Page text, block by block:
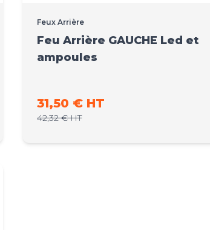
Feux Arrière
Feu Arrière GAUCHE Led et
ampoules
Prix promo
31,50 € HT
Prix normal
42,32 € HT